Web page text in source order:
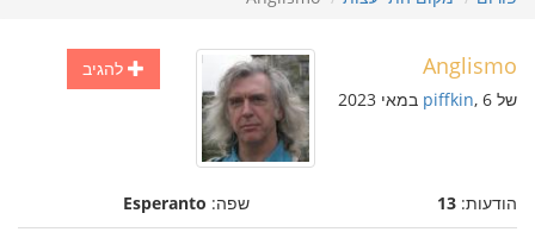
להגיב Anglismo
של piffkin, 6 במאי 2023
הודעות: 13 שפה: Esperanto